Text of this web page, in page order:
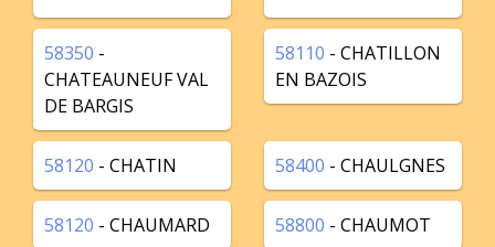
58350 -
CHATEAUNEUF VAL
DE BARGIS
58110 - CHATILLON
EN BAZOIS
58120 - CHATIN 58400 - CHAULGNES
58120 - CHAUMARD 58800 - CHAUMOT